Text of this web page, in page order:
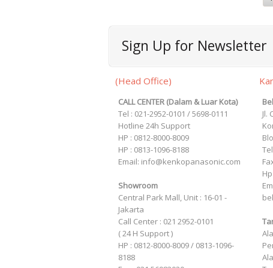
Sign Up for Newsletter
(Head Office)
CALL CENTER (Dalam & Luar Kota)
Tel : 021-2952-0101 / 5698-0111
Hotline 24h Support
HP : 0812-8000-8009
HP : 0813-1096-8188
Email: info@kenkopanasonic.com
Showroom
Central Park Mall, Unit : 16-01 -
Jakarta
Call Center : 021 2952-0101
( 24 H Support )
HP : 0812-8000-8009 / 0813-1096-
8188
Jl.